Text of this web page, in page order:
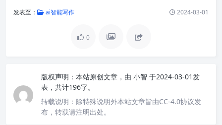
发表至： ai智能写作 2024-03-01
0
版权声明： 本站原创文章，由 小智 于2024-03-01发
表，共计196字。
转载说明： 除特殊说明外本站文章皆由CC-4.0协议发
布，转载请注明出处。